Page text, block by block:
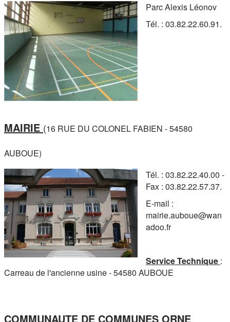
Parc Alexis Léonov
Tél. : 03.82.22.60.91.
MAIRIE (16 RUE DU COLONEL FABIEN - 54580
AUBOUE)
Tél. : 03.82.22.40.00 -
Fax : 03.82.22.57.37.
E-mail :
mairie.auboue@wan
adoo.fr
Service Technique :
Carreau de l'ancienne usine - 54580 AUBOUE
COMMUNAUTE DE COMMUNES ORNE